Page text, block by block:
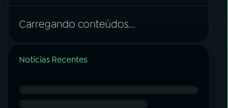
Carregando conteúdos...
Notícias Recentes